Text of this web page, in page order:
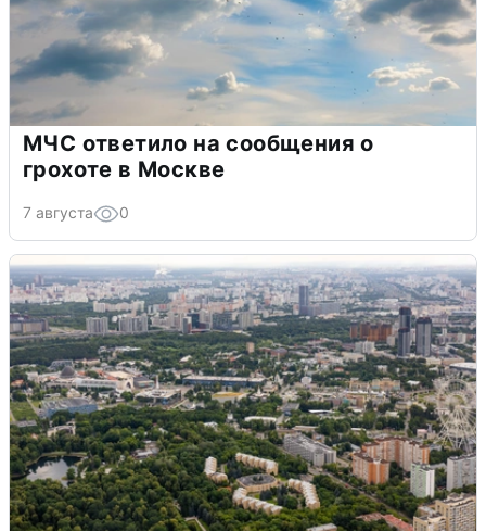
МЧС ответило на сообщения о
грохоте в Москве
7 августа 0